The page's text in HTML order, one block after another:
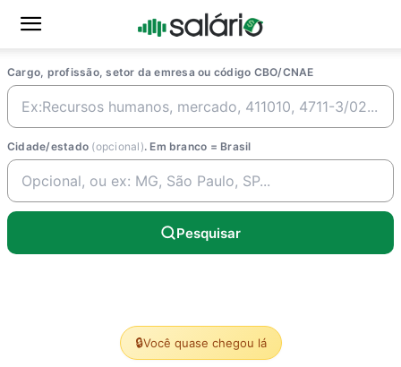
Cargo, profissão, setor da emresa ou código CBO/CNAE
Cidade/estado (opcional). Em branco = Brasil
Pesquisar
🔒Você quase chegou lá